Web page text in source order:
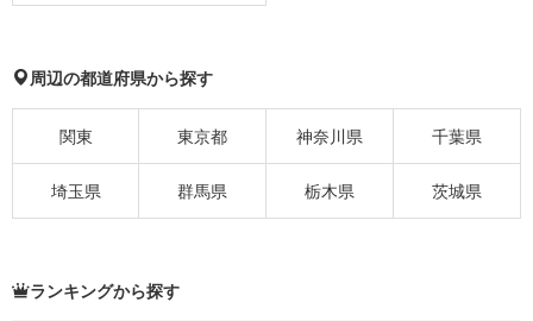
周辺の都道府県から探す
関東 東京都 神奈川県 千葉県
埼玉県 群馬県 栃木県 茨城県
ランキングから探す